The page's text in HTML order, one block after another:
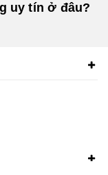
uy tín ở đâu?